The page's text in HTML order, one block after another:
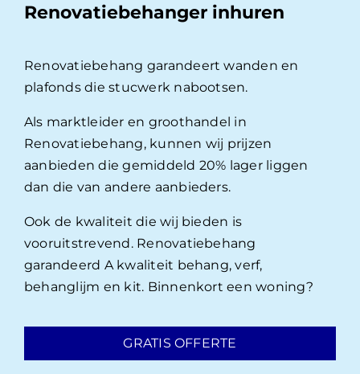
Renovatiebehanger inhuren
Renovatiebehang garandeert wanden en
plafonds die stucwerk nabootsen.
Als marktleider en groothandel in
Renovatiebehang, kunnen wij prijzen
aanbieden die gemiddeld 20% lager liggen
dan die van andere aanbieders.
Ook de kwaliteit die wij bieden is
vooruitstrevend. Renovatiebehang
garandeerd A kwaliteit behang, verf,
behanglijm en kit. Binnenkort een woning?
GRATIS OFFERTE